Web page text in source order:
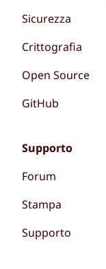
Sicurezza
Crittografia
Open Source
GitHub
Supporto
Forum
Stampa
Supporto